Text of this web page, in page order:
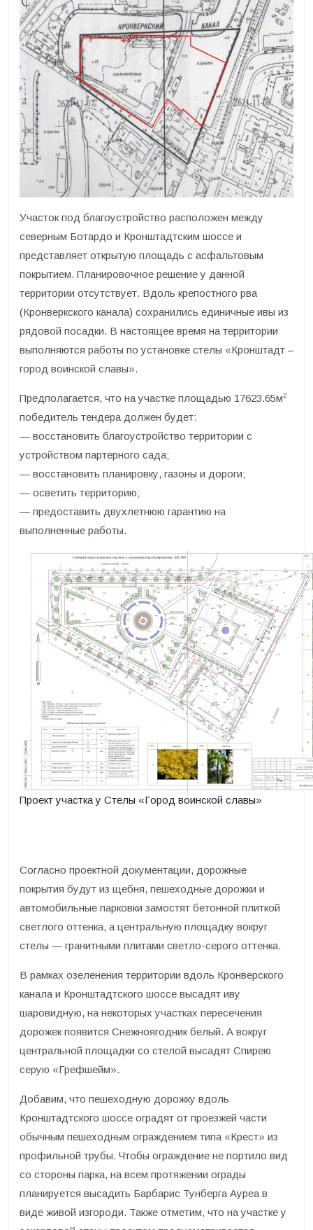
Участок под благоустройство расположен между
северным Ботардо и Кронштадтским шоссе и
представляет открытую площадь с асфальтовым
покрытием. Планировочное решение у данной
территории отсутствует. Вдоль крепостного рва
(Кронверкского канала) сохранились единичные ивы из
рядовой посадки. В настоящее время на территории
выполняются работы по установке стелы «Кронштадт –
город воинской славы».
Предполагается, что на участке площадью 17623.65м2
победитель тендера должен будет:
— восстановить благоустройство территории с
устройством партерного сада;
— восстановить планировку, газоны и дороги;
— осветить территорию;
— предоставить двухлетнюю гарантию на
выполненные работы.
Проект участка у Стелы «Город воинской славы»
Согласно проектной документации, дорожные
покрытия будут из щебня, пешеходные дорожки и
автомобильные парковки замостят бетонной плиткой
светлого оттенка, а центральную площадку вокруг
стелы — гранитными плитами светло-серого оттенка.
В рамках озеленения территории вдоль Кронверского
канала и Кронштадтского шоссе высадят иву
шаровидную, на некоторых участках пересечения
дорожек появится Снежноягодник белый. А вокруг
центральной площадки со стелой высадят Спирею
серую «Грефшейм».
Добавим, что пешеходную дорожку вдоль
Кронштадтского шоссе оградят от проезжей части
обычным пешеходным ограждением типа «Крест» из
профильной трубы. Чтобы ограждение не портило вид
со стороны парка, на всем протяжении ограды
планируется высадить Барбарис Тунберга Ауреа в
виде живой изгороди. Также отметим, что на участке у